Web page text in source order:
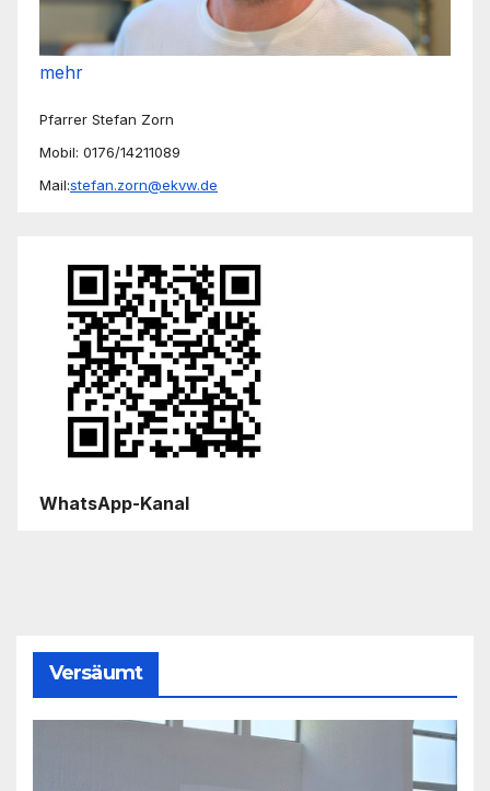
mehr
Pfarrer Stefan Zorn
Mobil: 0176/14211089
Mail:stefan.zorn@ekvw.de
WhatsApp-Kanal
Versäumt